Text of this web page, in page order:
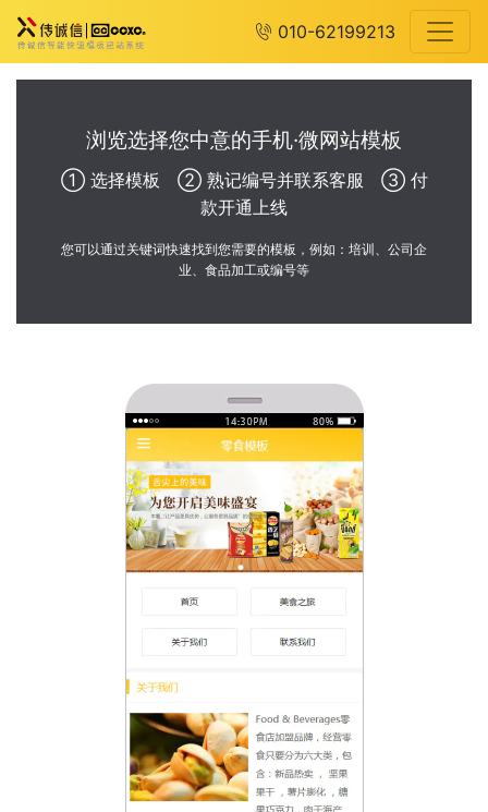
010-62199213
浏览选择您中意的手机·微网站模板
① 选择模板 ② 熟记编号并联系客服 ③ 付
款开通上线
您可以通过关键词快速找到您需要的模板，例如：培训、公司企
业、食品加工或编号等